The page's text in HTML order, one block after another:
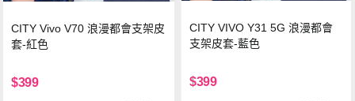
CITY Vivo V70 浪漫都會支架皮
套-紅色
$399
CITY VIVO Y31 5G 浪漫都會
支架皮套-藍色
$399